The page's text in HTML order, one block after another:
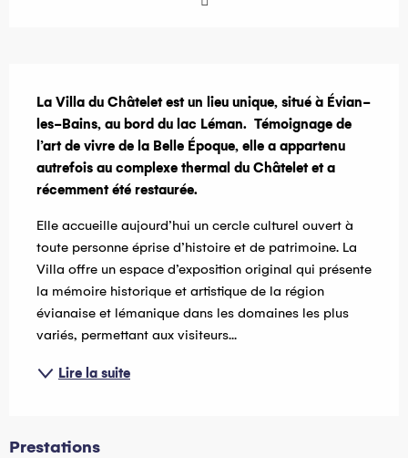
La Villa du Châtelet est un lieu unique, situé à Évian-
les-Bains, au bord du lac Léman.  Témoignage de
l’art de vivre de la Belle Époque, elle a appartenu
autrefois au complexe thermal du Châtelet et a
récemment été restaurée.
Elle accueille aujourd’hui un cercle culturel ouvert à
toute personne éprise d’histoire et de patrimoine. La
Villa offre un espace d’exposition original qui présente
la mémoire historique et artistique de la région
évianaise et lémanique dans les domaines les plus
variés, permettant aux visiteurs...
Lire la suite
Prestations